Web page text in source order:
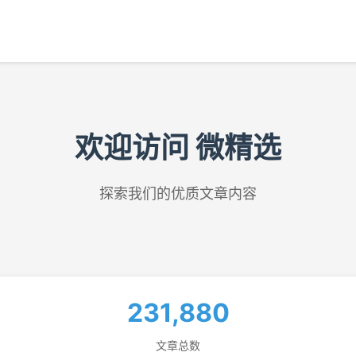
欢迎访问 微精选
探索我们的优质文章内容
231,880
文章总数